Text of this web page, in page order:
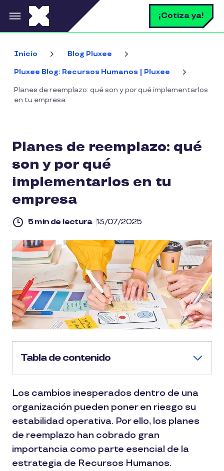
Pasar al contenido principal ¡Cotiza ya!
Inicio Blog Pluxee
Pluxee Blog: Recursos Humanos | Pluxee
Planes de reemplazo: qué son y por qué implementarlos
en tu empresa
Planes de reemplazo: qué
son y por qué
implementarlos en tu
empresa
5 min de lectura 13/07/2025
Tabla de contenido
Los cambios inesperados dentro de una
organización pueden poner en riesgo su
estabilidad operativa. Por ello, los planes
de reemplazo han cobrado gran
importancia como parte esencial de la
estrategia de Recursos Humanos.